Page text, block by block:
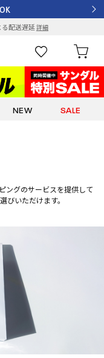
る配送遅延詳細
NEW SALE
ングのサービスを提供して
びいただけます。